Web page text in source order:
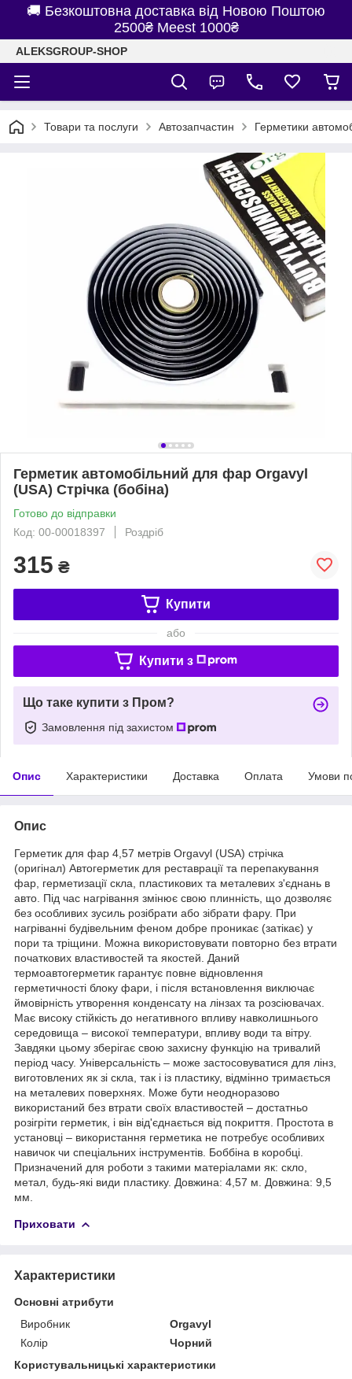
🚚 Безкоштовна доставка від Новою Поштою
2500₴ Meest 1000₴
ALEKSGROUP-SHOP
Товари та послуги Автозапчастин Герметики
Герметик автомобільний для фар Orgavyl
(USA) Стрічка (бобіна)
Готово до відправки
Код: 00-00018397
Роздріб
315 ₴
Купити
або
Купити з
Що таке купити з Пром?
Замовлення під захистом
Опис Характеристики Доставка Оплата Умови
Опис
Герметик для фар 4,57 метрів Orgavyl (USA) стрічка
(оригінал) Автогерметик для реставрації та перепакування
фар, герметизації скла, пластикових та металевих з'єднань в
авто. Під час нагрівання змінює свою плинність, що дозволяє
без особливих зусиль розібрати або зібрати фару. При
нагріванні будівельним феном добре проникає (затікає) у
пори та тріщини. Можна використовувати повторно без втрати
початкових властивостей та якостей. Даний
термоавтогерметик гарантує повне відновлення
герметичності блоку фари, і після встановлення виключає
ймовірність утворення конденсату на лінзах та розсіювачах.
Має високу стійкість до негативного впливу навколишнього
середовища – високої температури, впливу води та вітру.
Завдяки цьому зберігає свою захисну функцію на тривалий
період часу. Універсальність – може застосовуватися для лінз,
виготовлених як зі скла, так і із пластику, відмінно тримається
на металевих поверхнях. Може бути неодноразово
використаний без втрати своїх властивостей – достатньо
розігріти герметик, і він від'єднається від покриття. Простота в
установці – використання герметика не потребує особливих
навичок чи спеціальних інструментів. Боббіна в коробці.
Призначений для роботи з такими матеріалами як: скло,
метал, будь-які види пластику. Довжина: 4,57 м. Довжина: 9,5
мм.
Приховати
Характеристики
Основні атрибути
Виробник
Orgavyl
Колір
Чорний
Користувальницькі характеристики